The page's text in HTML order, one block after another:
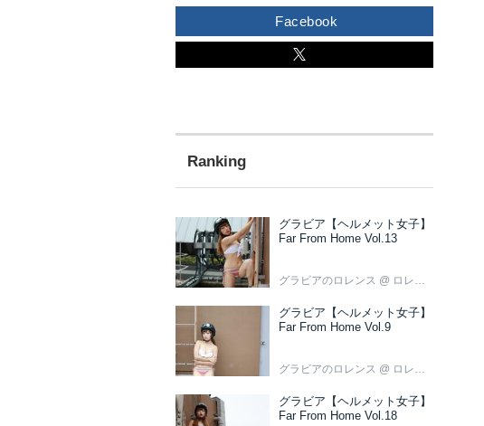
Facebook
グラビア【ヘルメット女子】
Far From Home Vol.13
グラビアのロレンス @ ロレンス編集部
グラビア【ヘルメット女子】
Far From Home Vol.9
グラビアのロレンス @ ロレンス編集部
グラビア【ヘルメット女子】
Far From Home Vol.18